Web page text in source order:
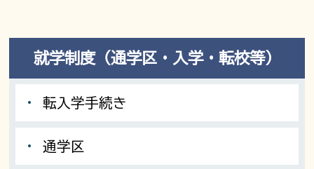
就学制度（通学区・入学・転校等）
転入学手続き
通学区